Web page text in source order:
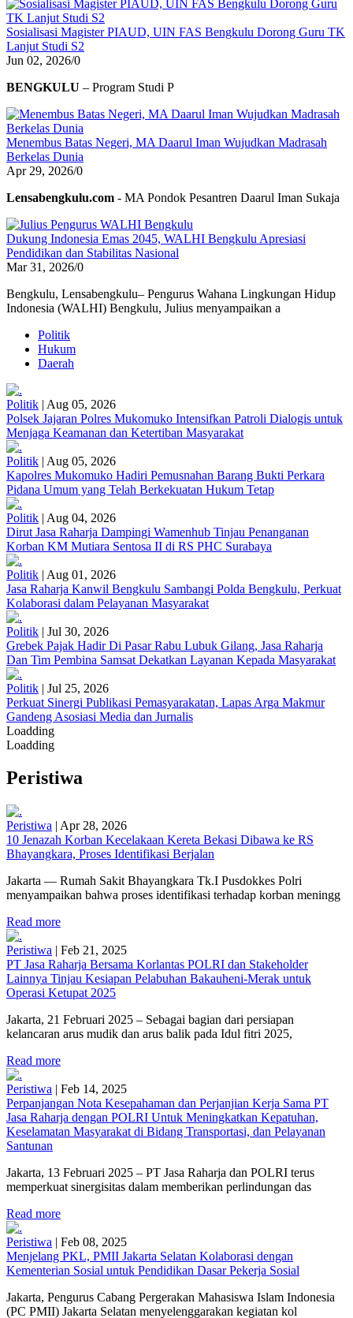
Sosialisasi Magister PIAUD, UIN FAS Bengkulu Dorong Guru TK
Lanjut Studi S2
Jun 02, 2026/0
BENGKULU – Program Studi P
Menembus Batas Negeri, MA Daarul Iman Wujudkan Madrasah
Berkelas Dunia
Apr 29, 2026/0
Lensabengkulu.com - MA Pondok Pesantren Daarul Iman Sukaja
Dukung Indonesia Emas 2045, WALHI Bengkulu Apresiasi
Pendidikan dan Stabilitas Nasional
Mar 31, 2026/0
Bengkulu, Lensabengkulu– Pengurus Wahana Lingkungan Hidup
Indonesia (WALHI) Bengkulu, Julius menyampaikan a
Politik
Hukum
Daerah
Politik | Aug 05, 2026
Polsek Jajaran Polres Mukomuko Intensifkan Patroli Dialogis untuk
Menjaga Keamanan dan Ketertiban Masyarakat
Politik | Aug 05, 2026
Kapolres Mukomuko Hadiri Pemusnahan Barang Bukti Perkara
Pidana Umum yang Telah Berkekuatan Hukum Tetap
Politik | Aug 04, 2026
Dirut Jasa Raharja Dampingi Wamenhub Tinjau Penanganan
Korban KM Mutiara Sentosa II di RS PHC Surabaya
Politik | Aug 01, 2026
Jasa Raharja Kanwil Bengkulu Sambangi Polda Bengkulu, Perkuat
Kolaborasi dalam Pelayanan Masyarakat
Politik | Jul 30, 2026
Grebek Pajak Hadir Di Pasar Rabu Lubuk Gilang, Jasa Raharja
Dan Tim Pembina Samsat Dekatkan Layanan Kepada Masyarakat
Politik | Jul 25, 2026
Perkuat Sinergi Publikasi Pemasyarakatan, Lapas Arga Makmur
Gandeng Asosiasi Media dan Jurnalis
Loadding
Loadding
Peristiwa
Peristiwa | Apr 28, 2026
10 Jenazah Korban Kecelakaan Kereta Bekasi Dibawa ke RS
Bhayangkara, Proses Identifikasi Berjalan
Jakarta — Rumah Sakit Bhayangkara Tk.I Pusdokkes Polri
menyampaikan bahwa proses identifikasi terhadap korban meningg
Read more
Peristiwa | Feb 21, 2025
PT Jasa Raharja Bersama Korlantas POLRI dan Stakeholder
Lainnya Tinjau Kesiapan Pelabuhan Bakauheni-Merak untuk
Operasi Ketupat 2025
Jakarta, 21 Februari 2025 – Sebagai bagian dari persiapan
kelancaran arus mudik dan arus balik pada Idul fitri 2025,
Read more
Peristiwa | Feb 14, 2025
Perpanjangan Nota Kesepahaman dan Perjanjian Kerja Sama PT
Jasa Raharja dengan POLRI Untuk Meningkatkan Kepatuhan,
Keselamatan Masyarakat di Bidang Transportasi, dan Pelayanan
Santunan
Jakarta, 13 Februari 2025 – PT Jasa Raharja dan POLRI terus
memperkuat sinergisitas dalam memberikan perlindungan das
Read more
Peristiwa | Feb 08, 2025
Menjelang PKL, PMII Jakarta Selatan Kolaborasi dengan
Kementerian Sosial untuk Pendidikan Dasar Pekerja Sosial
Jakarta, Pengurus Cabang Pergerakan Mahasiswa Islam Indonesia
(PC PMII) Jakarta Selatan menyelenggarakan kegiatan kol